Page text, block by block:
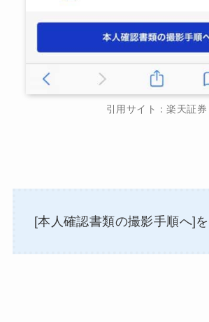
引用サイト：楽天証券
[本人確認書類の撮影手順へ]